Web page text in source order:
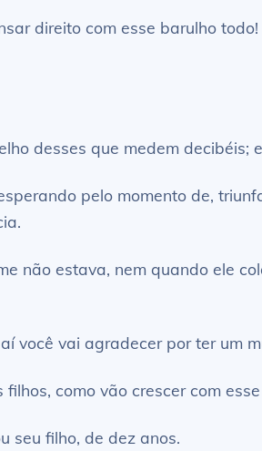
direito com esse barulho
desses que medem
pelo momento de,
não estava, nem quando ele
você vai agradecer por ter um
como vão crescer com
seu filho, de dez anos.